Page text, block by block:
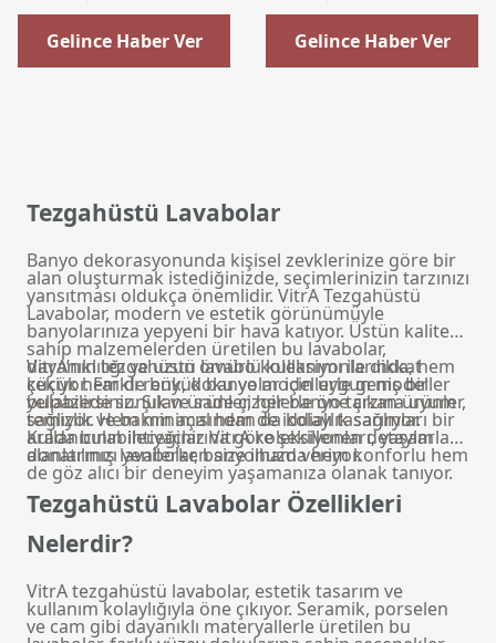
Gelince Haber Ver Gelince Haber Ver
Tezgahüstü Lavabolar
Banyo dekorasyonunda kişisel zevklerinize göre bir
alan oluşturmak istediğinizde, seçimlerinizin tarzınızı
yansıtması oldukça önemlidir. VitrA Tezgahüstü
Lavabolar, modern ve estetik görünümüyle
banyolarınıza yepyeni bir hava katıyor. Üstün kaliteye
sahip malzemelerden üretilen bu lavabolar,
dayanıklılığı ve uzun ömürlü kullanımı ile dikkat
çekiyor. Farklı renk, doku ve modellerle geniş bir
yelpazede sunulan ürünler, her banyo tarzına uyum
sağlıyor. Hem minimal hem de iddialı tasarımları bir
arada bulabileceğiniz VitrA koleksiyonları, yaşam
alanlarınızı yenilerken size ilham veriyor.
VitrA’nın tezgahüstü lavabo koleksiyonlarında, hem
küçük hem de büyük banyolar için uygun modeller
bulabilirsiniz. Şık ve sade çizgilerle öne çıkan ürünler,
temizlik ve bakım açısından da kolaylık sağlıyor.
Kullanıcının ihtiyaçlarına göre şekillenen detaylarla
donatılmış lavabolar, banyonuzda hem konforlu hem
de göz alıcı bir deneyim yaşamanıza olanak tanıyor.
Tezgahüstü Lavabolar Özellikleri
Nelerdir?
VitrA tezgahüstü lavabolar, estetik tasarım ve
kullanım kolaylığıyla öne çıkıyor. Seramik, porselen
ve cam gibi dayanıklı materyallerle üretilen bu